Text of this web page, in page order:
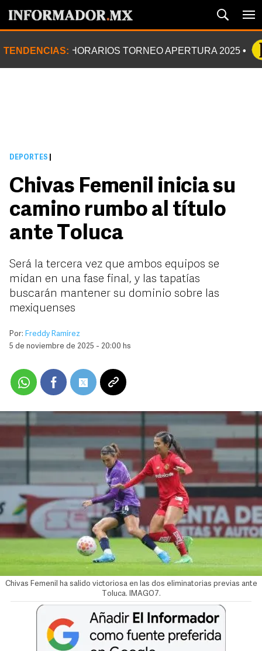
TENDENCIAS: HORARIOS TORNEO APERTURA 2025
DEPORTES
Chivas Femenil inicia su
camino rumbo al título
ante Toluca
Será la tercera vez que ambos equipos se
midan en una fase final, y las tapatías
buscarán mantener su dominio sobre las
mexiquenses
Por: Freddy Ramírez
5 de noviembre de 2025 - 20:00 hs
Chivas Femenil ha salido victoriosa en las dos eliminatorias previas ante
Toluca. IMAGO7.